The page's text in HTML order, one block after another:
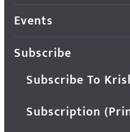
Events
Subscribe
Subscribe To
Subscription